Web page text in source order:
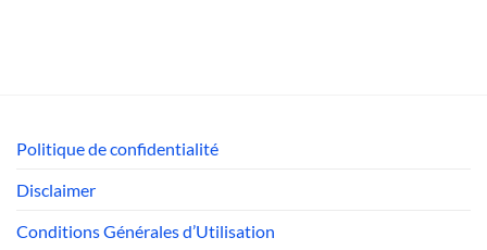
Politique de confidentialité
Disclaimer
Conditions Générales d’Utilisation